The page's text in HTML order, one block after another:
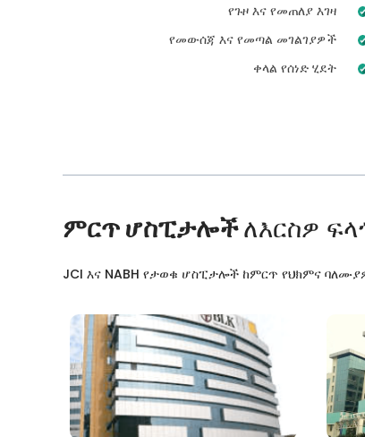
የጉዞ እና የመጠለያ እገዛ
የመውሰጃ እና የመጣል መገልገያዎች
ቀላል የሰነድ ሂደት
ምርጥ ሆስፒታሎችለእርስዎ
JCI እና NABH የታወቁ ሆስፒታሎች ከምርጥ የህክምና